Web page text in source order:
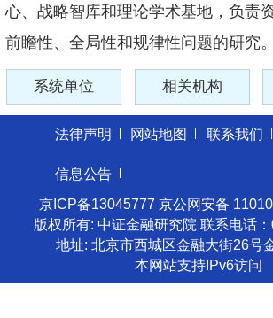
心、战略智库和理论学术基地，负责
前瞻性、全局性和规律性问题的研究。
系统单位 相关机构
法律声明 网站地图 联系我们
信息公告
京ICP备13045777 京公网安备
版权所有: 中证金融研究院 联系电话
地址: 北京市西城区金融大街26号
本网站支持IPv6访问